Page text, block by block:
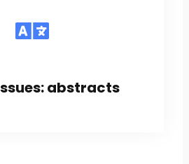
abstracts